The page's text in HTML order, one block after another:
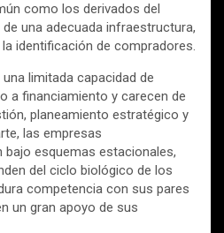
como los derivados del
una adecuada infraestructura,
identificación de compradores.
limitada capacidad de
a financiamiento y carecen de
planeamiento estratégico y
las empresas
esquemas estacionales,
del ciclo biológico de los
competencia con sus pares
un gran apoyo de sus